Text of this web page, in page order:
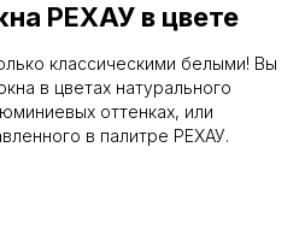
РЕХАУ в цвете
классическими белыми! Вы
в цветах натурального
оттенках, или
в палитре РЕХАУ.